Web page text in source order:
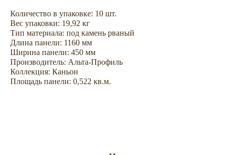
Количество в упаковке: 10 шт.
Вес упаковки: 19,92 кг
Тип материала: под камень рваный
Длина панели: 1160 мм
Ширина панели: 450 мм
Производитель: Альта-Профиль
Коллекция: Каньон
Площадь панели: 0,522 кв.м.